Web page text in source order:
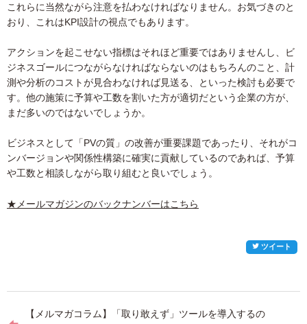
これらに当然ながら注意を払わなければなりません。お気づきのと
おり、これはKPI設計の視点でもあります。
アクションを起こせない指標はそれほど重要ではありませんし、ビ
ジネスゴールにつながらなければならないのはもちろんのこと、計
測や分析のコストが見合わなければ見送る、といった検討も必要で
す。他の施策に予算や工数を割いた方が適切だという企業の方が、
まだ多いのではないでしょうか。
ビジネスとして「PVの質」の改善が重要課題であったり、それがコ
ンバージョンや関係性構築に確実に貢献しているのであれば、予算
や工数と相談しながら取り組むと良いでしょう。
★メールマガジンのバックナンバーはこちら
ツイート
【メルマガコラム】「取り敢えず」ツールを導入するの